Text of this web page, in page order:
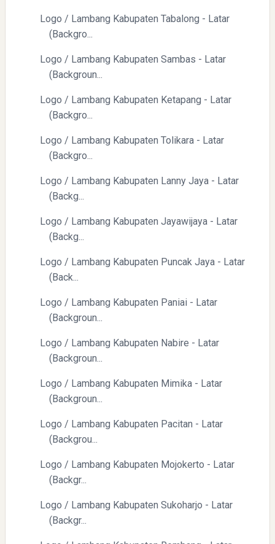
Logo / Lambang Kabupaten Tabalong - Latar
(Backgro...
Logo / Lambang Kabupaten Sambas - Latar
(Backgroun...
Logo / Lambang Kabupaten Ketapang - Latar
(Backgro...
Logo / Lambang Kabupaten Tolikara - Latar
(Backgro...
Logo / Lambang Kabupaten Lanny Jaya - Latar
(Backg...
Logo / Lambang Kabupaten Jayawijaya - Latar
(Backg...
Logo / Lambang Kabupaten Puncak Jaya - Latar
(Back...
Logo / Lambang Kabupaten Paniai - Latar
(Backgroun...
Logo / Lambang Kabupaten Nabire - Latar
(Backgroun...
Logo / Lambang Kabupaten Mimika - Latar
(Backgroun...
Logo / Lambang Kabupaten Pacitan - Latar
(Backgrou...
Logo / Lambang Kabupaten Mojokerto - Latar
(Backgr...
Logo / Lambang Kabupaten Sukoharjo - Latar
(Backgr...